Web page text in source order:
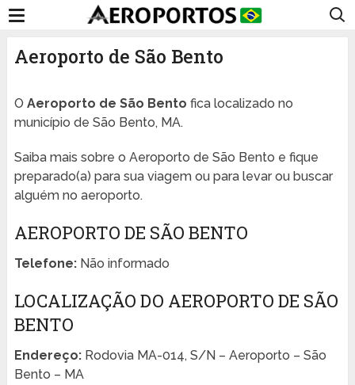
Aeroporto de São Bento
O Aeroporto de São Bento fica localizado no
município de São Bento, MA.
Saiba mais sobre o Aeroporto de São Bento e fique
preparado(a) para sua viagem ou para levar ou buscar
alguém no aeroporto.
AEROPORTO DE SÃO BENTO
Telefone:Não informado
LOCALIZAÇÃO DO AEROPORTO DE SÃO
BENTO
Endereço:Rodovia MA-014, S/N – Aeroporto – São
Bento – MA